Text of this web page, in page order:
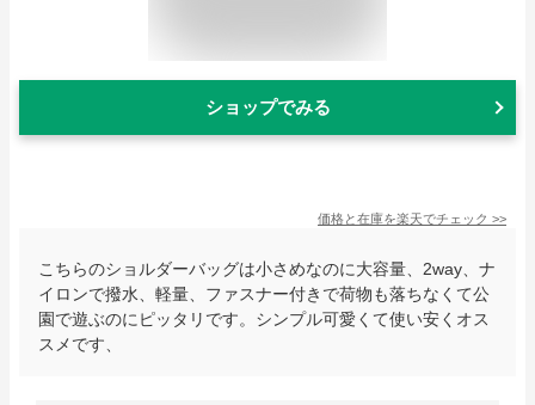
ショップでみる
価格と在庫を楽天でチェック >>
こちらのショルダーバッグは小さめなのに大容量、2way、ナ
イロンで撥水、軽量、ファスナー付きで荷物も落ちなくて公
園で遊ぶのにピッタリです。シンプル可愛くて使い安くオス
スメです、